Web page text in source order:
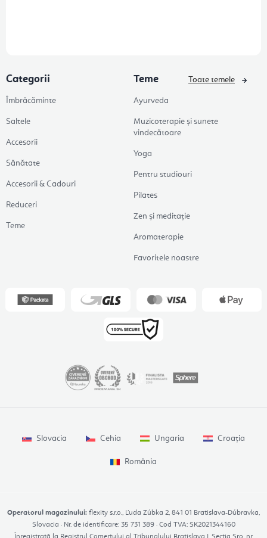
Categorii
Îmbrăcăminte
Saltele
Accesorii
Sănătate
Accesorii & Cadouri
Reduceri
Teme
Teme
Ayurveda
Muzicoterapie și sunete
vindecătoare
Yoga
Pentru studiouri
Pilates
Zen și meditație
Aromaterapie
Favoritele noastre
Toate temele
Slovacia Cehia Ungaria Croația
România
Operatorul magazinului: flexity s.r.o., Ľuda Zúbka 2, 841 01 Bratislava-Dúbravka,
Slovacia · Nr. de identificare: 35 731 389 · Cod TVA: SK2021344160